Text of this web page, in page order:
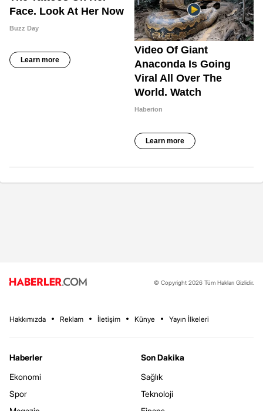
© Copyright 2026 Tüm Hakları Gizlidir.
Hakkımızda Reklam İletişim Künye Yayın İlkeleri
Haberler
Ekonomi
Spor
Son Dakika
Sağlık
Teknoloji